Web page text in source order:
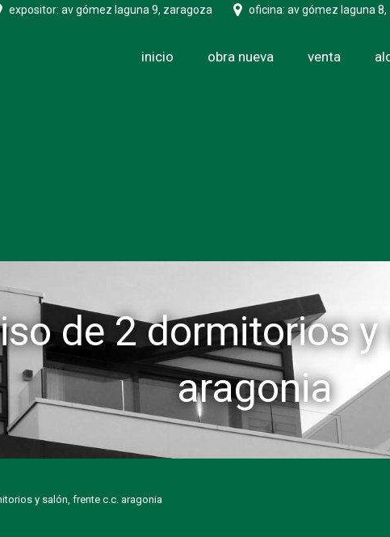
oficina: av gómez laguna
expositor: av gómez laguna 9, zaragoza
inicio obra nueva venta
de 2 dormitorios
aragonia
y salón, frente c.c. aragonia